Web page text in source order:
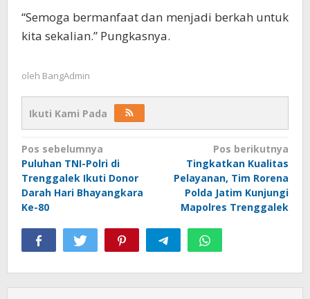
“Semoga bermanfaat dan menjadi berkah untuk
kita sekalian.” Pungkasnya.
oleh BangAdmin
Ikuti Kami Pada
Navigasi
pos
Pos sebelumnya
Puluhan TNI-Polri di
Trenggalek Ikuti Donor
Darah Hari Bhayangkara
Ke-80
Pos berikutnya
Tingkatkan Kualitas
Pelayanan, Tim Rorena
Polda Jatim Kunjungi
Mapolres Trenggalek